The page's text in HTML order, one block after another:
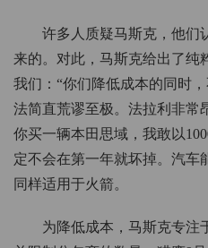
许多人质疑马斯克，他们
来的。对此，马斯克给出了纯
我们：“你们降低成本的同时
法简直荒谬至极。法拉利非常
你买一辆本田思域，我敢以
定不会在第一年就坏掉。汽车
同样适用于火箭。
为降低成本，马斯克专注